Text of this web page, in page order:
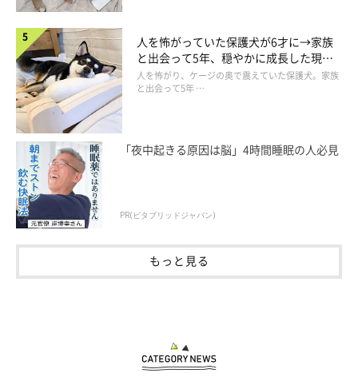
人を怖がっていた保護犬が6才に→家族
と出会って5年、穏やかに成長した現在
の姿にグッとくる
人を怖がり、ケージの奥で震えていた保護犬。家族
と出会って5年 …
「夜中起きる原因は脳」4時間睡眠の人必見
PR(ビタブリッドジャパン)
もっと見る